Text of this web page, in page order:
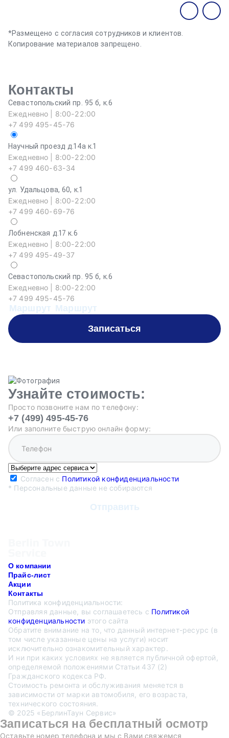
*Размещено с согласия сотрудников и клиентов.
Копирование материалов запрещено.
Контакты
Севастопольский пр. 95 б, к.6
Ежедневно | 8:00-22:00
+7 499 495-45-76
Научный проезд д.14а к.1
Ежедневно | 8:00-22:00
+7 499 460-63-34
ул. Удальцова, 60, к.1
Ежедневно | 8:00-22:00
+7 499 460-69-76
Лобненская д.17 к.6
Ежедневно | 8:00-22:00
+7 499 495-49-37
Севастопольский пр. 95 б, к.6
Ежедневно | 8:00-22:00
+7 499 495-45-76
Маршрут Маршрут
Записаться
Узнайте стоимость:
Просто позвоните нам по телефону:
+7 (499) 495-45-76
Или заполните быструю онлайн форму:
Согласен с Политикой конфиденциальности
* Персональные данные не собираются
О компании
Прайс-лист
Акции
Контакты
Политика конфиденциальности:
Отправляя данные, вы соглашаетесь с Политикой
конфиденциальности этого сайта
Обратите внимание на то, что данный интернет-ресурс (в
том числе указанные цены на услуги) носит
исключительно ознакомительный характер.
И ни при каких условиях не является публичной офертой,
определяемой положениями Статьи 437 (2)
Гражданского кодекса РФ.
Стоимость ремонта и обслуживания меняется в
зависимости от марки автомобиля, его возраста,
технического состояния.
© 2025 «БерлинТаун Сервис»
Записаться на бесплатный осмотр
Оставьте номер телефона и мы с Вами свяжемся